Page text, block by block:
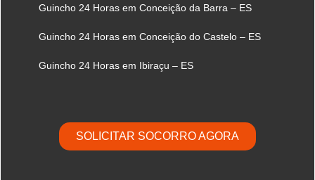
Guincho 24 Horas em Conceição da Barra – ES
Guincho 24 Horas em Conceição do Castelo – ES
Guincho 24 Horas em Ibiraçu – ES
SOLICITAR SOCORRO AGORA